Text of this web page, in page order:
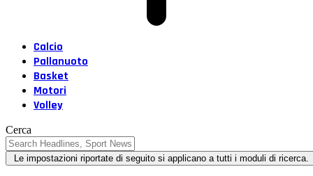
Calcio
Pallanuoto
Basket
Motori
Volley
Cerca